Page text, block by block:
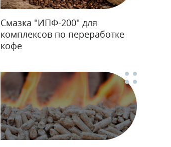
Смазка "ИПФ-200" для
комплексов по переработке
кофе